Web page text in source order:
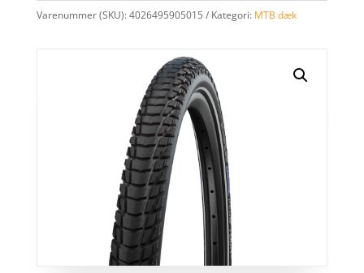
Varenummer (SKU):4026495905015 Kategori: MTB dæk